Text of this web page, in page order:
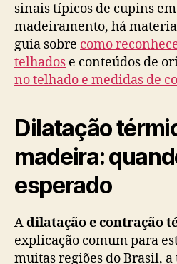
sinais típicos de cupins
madeiramento, há
guia sobre como
telhados e conteúdos de
no telhado e medidas de
Dilatação
madeira:
esperado
Adilatação e contração
explicação comum para
muitas regiões do Brasil,